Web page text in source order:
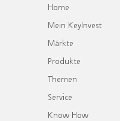
Home
Mein KeyInvest
Märkte
Produkte
Themen
Service
Know How